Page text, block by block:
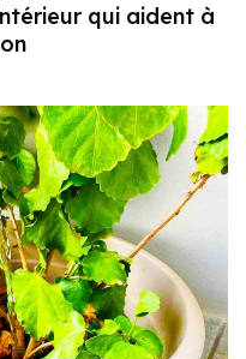
qui aident à